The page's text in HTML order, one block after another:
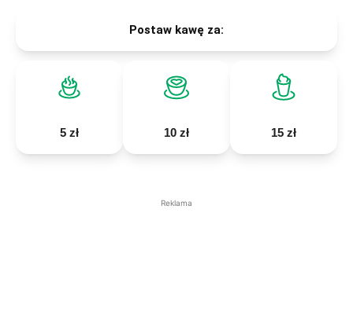
Postaw kawę za:
5 zł 10 zł 15 zł
Reklama